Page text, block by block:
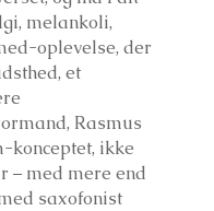
melankoli,
oplevelse, der
et
Rasmus
konceptet, ikke
– med mere end
saxofonist